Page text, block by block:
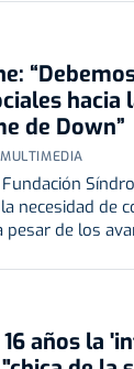
hacia
de Down”
necesidad de
pesar de los
años la